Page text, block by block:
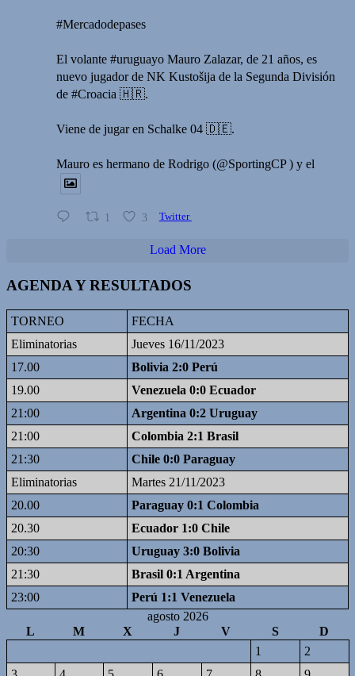
#Mercadodepases
El volante #uruguayo Mauro Zalazar, de 21 años, es
nuevo jugador de NK Kustošija de la Segunda División
de #Croacia 🇭🇷.
Viene de jugar en Schalke 04 🇩🇪.
Mauro es hermano de Rodrigo (@SportingCP ) y el
1 3 Twitter
Load More
AGENDA Y RESULTADOS
TORNEO
FECHA
Eliminatorias
Jueves 16/11/2023
17.00
Bolivia 2:0 Perú
19.00
Venezuela 0:0 Ecuador
21:00
Argentina 0:2 Uruguay
21:00
Colombia 2:1 Brasil
21:30
Chile 0:0 Paraguay
Eliminatorias
Martes 21/11/2023
20.00
Paraguay 0:1 Colombia
20.30
Ecuador 1:0 Chile
20:30
Uruguay 3:0 Bolivia
21:30
Brasil 0:1 Argentina
23:00
Perú 1:1 Venezuela
agosto 2026
L
M X J V S
D
1
2